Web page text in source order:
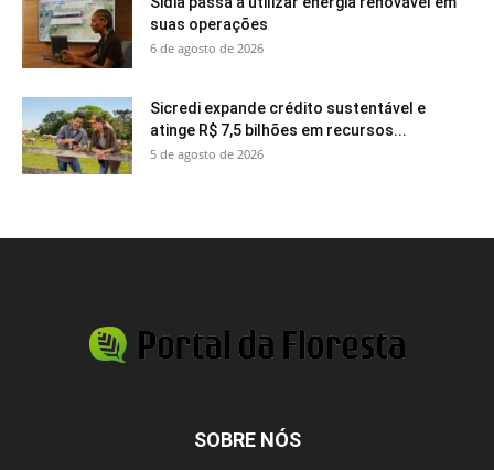
suas operações
6 de agosto de 2026
Sicredi expande crédito sustentável e
atinge R$ 7,5 bilhões em recursos...
5 de agosto de 2026
SOBRE NÓS